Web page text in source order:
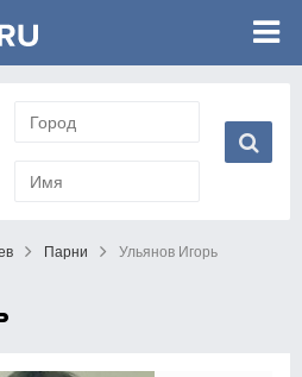
Парни Ульянов Игорь